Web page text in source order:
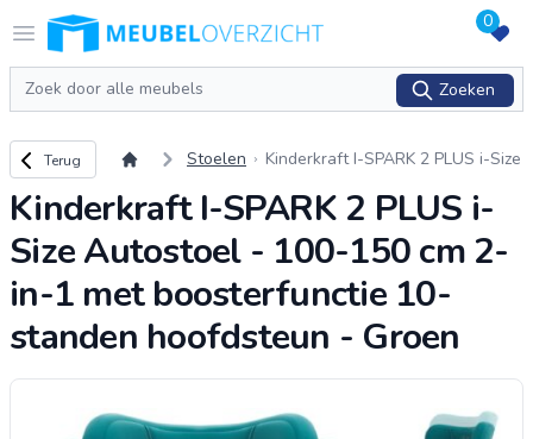
Open menu
Logo Meubeloverzicht.nl 0
Zoeken
Zoeken
Terug naar overzicht
Terug Stoelen
Kinderkraft I-SPARK 2 PLUS i-Size
et boosterfunctie 10-standen hoo
Kinderkraft I-SPARK 2 PLUS i-
Size Autostoel - 100-150 cm 2-
in-1 met boosterfunctie 10-
standen hoofdsteun - Groen